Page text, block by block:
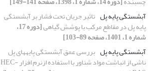
آبشستگی پایه پل تاثیر جریان تحت فشار بر آبشستگی
پایه پل در مقاطع مرکب با پوشش گیاهی [دوره 17،
شماره 1، 1401، صفحه 89-103]
آبشستگی پایه پل بررسی عمق آبشستگی پایه‏های پل
ناشی از انباشت مواد شناور با استفاده ازنرم افزار HEC-